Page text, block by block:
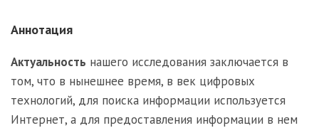
Аннотация
Актуальность нашего исследования заключается в
том, что в нынешнее время, в век цифровых
технологий, для поиска информации используется
Интернет, а для предоставления информации в нем